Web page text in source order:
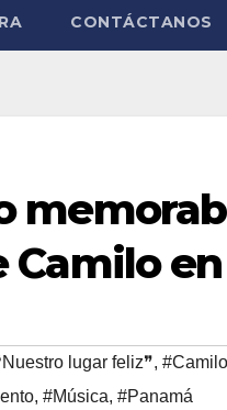
CONTÁCTANOS
lugar feliz❞,
, #Música, #Panamá